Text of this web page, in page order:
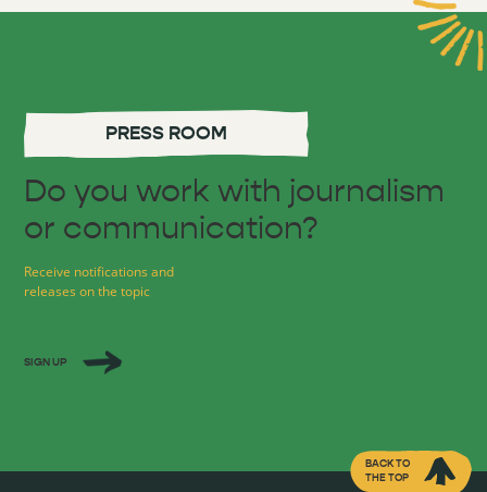
PRESS ROOM
Do you work with journalism
or communication?
Receive notifications and
releases on the topic
SIGN UP
BACK TO
THE TOP